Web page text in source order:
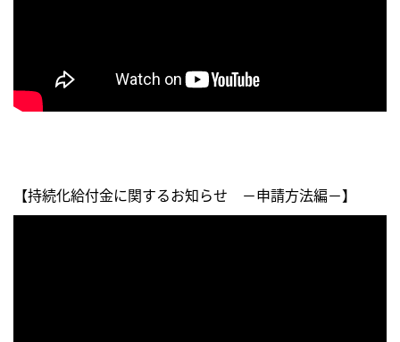
【持続化給付金に関するお知らせ －申請方法編－】